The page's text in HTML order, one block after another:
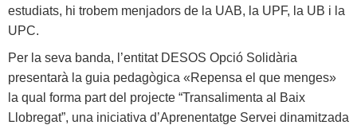
estudiats, hi trobem menjadors de la UAB, la UPF, la UB i la
UPC.
Per la seva banda, l’entitat DESOS Opció Solidària
presentarà la guia pedagògica «Repensa el que menges»
la qual forma part del projecte “Transalimenta al Baix
Llobregat”, una iniciativa d’Aprenentatge Servei dinamitzada